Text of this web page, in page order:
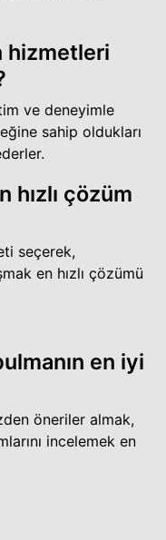
hizmetleri
ve deneyimle
sahip oldukları
hızlı çözüm
seçerek,
en hızlı çözümü
en iyi
öneriler almak,
incelemek en